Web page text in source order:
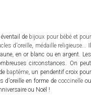
de bijoux pour bébé et pour
d'oreille, médaille religieuse... Il
en or blanc ou en argent. Les
circonstances. On peut
baptême, un pendentif croix pour
d'oreille en forme de coccinelle ou
ou Noël !